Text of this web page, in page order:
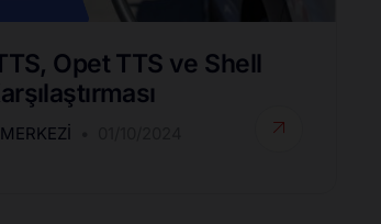
Opet TTS ve Shell